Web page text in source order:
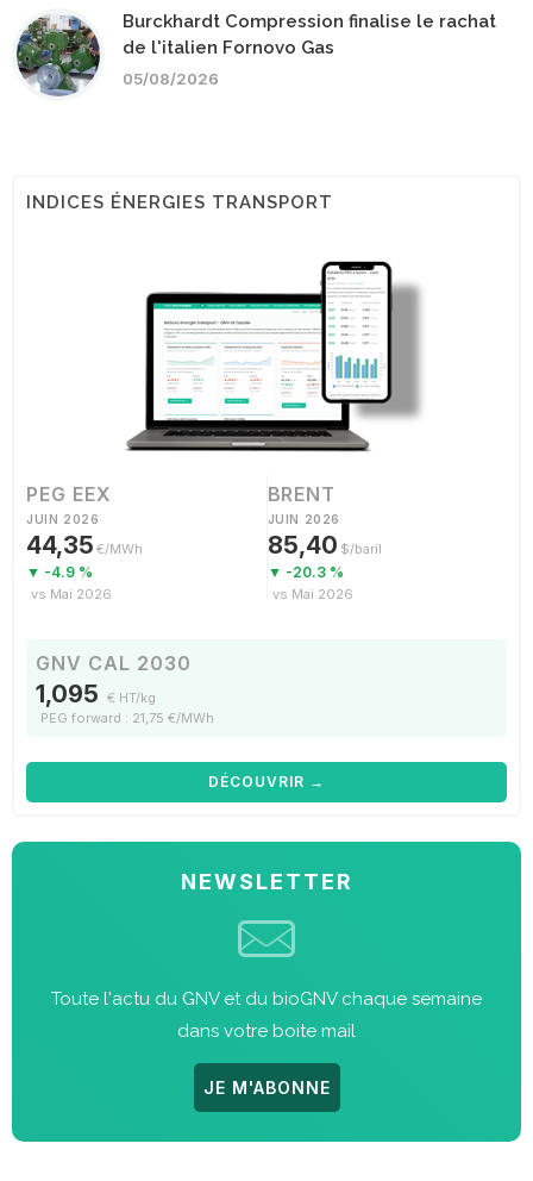
Burckhardt Compression finalise le rachat
de l'italien Fornovo Gas
05/08/2026
INDICES ÉNERGIES TRANSPORT
PEG EEX
JUIN 2026
44,35 €/MWh
▼ -4.9 %
vs Mai 2026
BRENT
JUIN 2026
85,40 $/baril
▼ -20.3 %
vs Mai 2026
GNV CAL 2030
1,095 € HT/kg
PEG forward : 21,75 €/MWh
DÉCOUVRIR →
NEWSLETTER
Toute l'actu du GNV et du bioGNV chaque semaine
dans votre boite mail
JE M'ABONNE